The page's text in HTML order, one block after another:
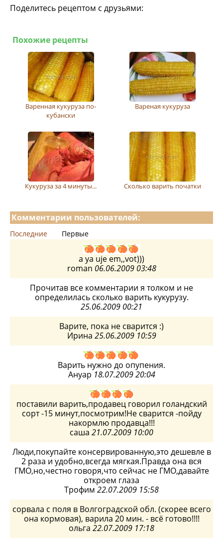
Поделитесь рецептом с друзьями:
Похожие рецепты
Варенная кукуруза по-
кубански
Вареная кукуруза
Кукуруза за 4 минуты... Сколько варить початки
Комментарии пользователей:
Последние Первые
a ya uje em,,vot)))
roman 06.06.2009 03:48
Прочитав все комментарии я толком и не
определилась сколько варить кукурузу.
25.06.2009 00:21
Варите, пока не сварится :)
Ирина 25.06.2009 10:59
Варить нужно до опупения.
Ануар 18.07.2009 20:04
поставили варить,продавец говорил голандский
сорт -15 минут,посмотрим!Не сварится -пойду
накормлю продавца!!!
саша 21.07.2009 10:00
Люди,покупайте консервированную,это дешевле в
2 раза и удобно,всегда мягкая.Правда она вся
ГМО,но,честно говоря,что сейчас не ГМО,давайте
откроем глаза
Трофим 22.07.2009 15:58
сорвала с поля в Волгоградской обл. (скорее всего
она кормовая), варила 20 мин. - всё готово!!!!
ольга 22.07.2009 17:18